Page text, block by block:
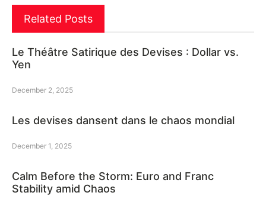
Related Posts
Le Théâtre Satirique des Devises : Dollar vs.
Yen
December 2, 2025
Les devises dansent dans le chaos mondial
December 1, 2025
Calm Before the Storm: Euro and Franc
Stability amid Chaos